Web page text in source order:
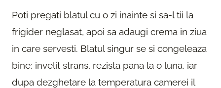
Poti pregati blatul cu o zi inainte si sa-l tii la
frigider neglasat, apoi sa adaugi crema in ziua
in care servesti. Blatul singur se si congeleaza
bine: invelit strans, rezista pana la o luna, iar
dupa dezghetare la temperatura camerei il